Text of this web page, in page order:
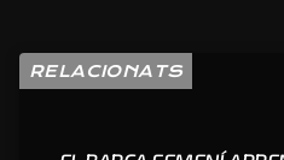
RELACIONATS